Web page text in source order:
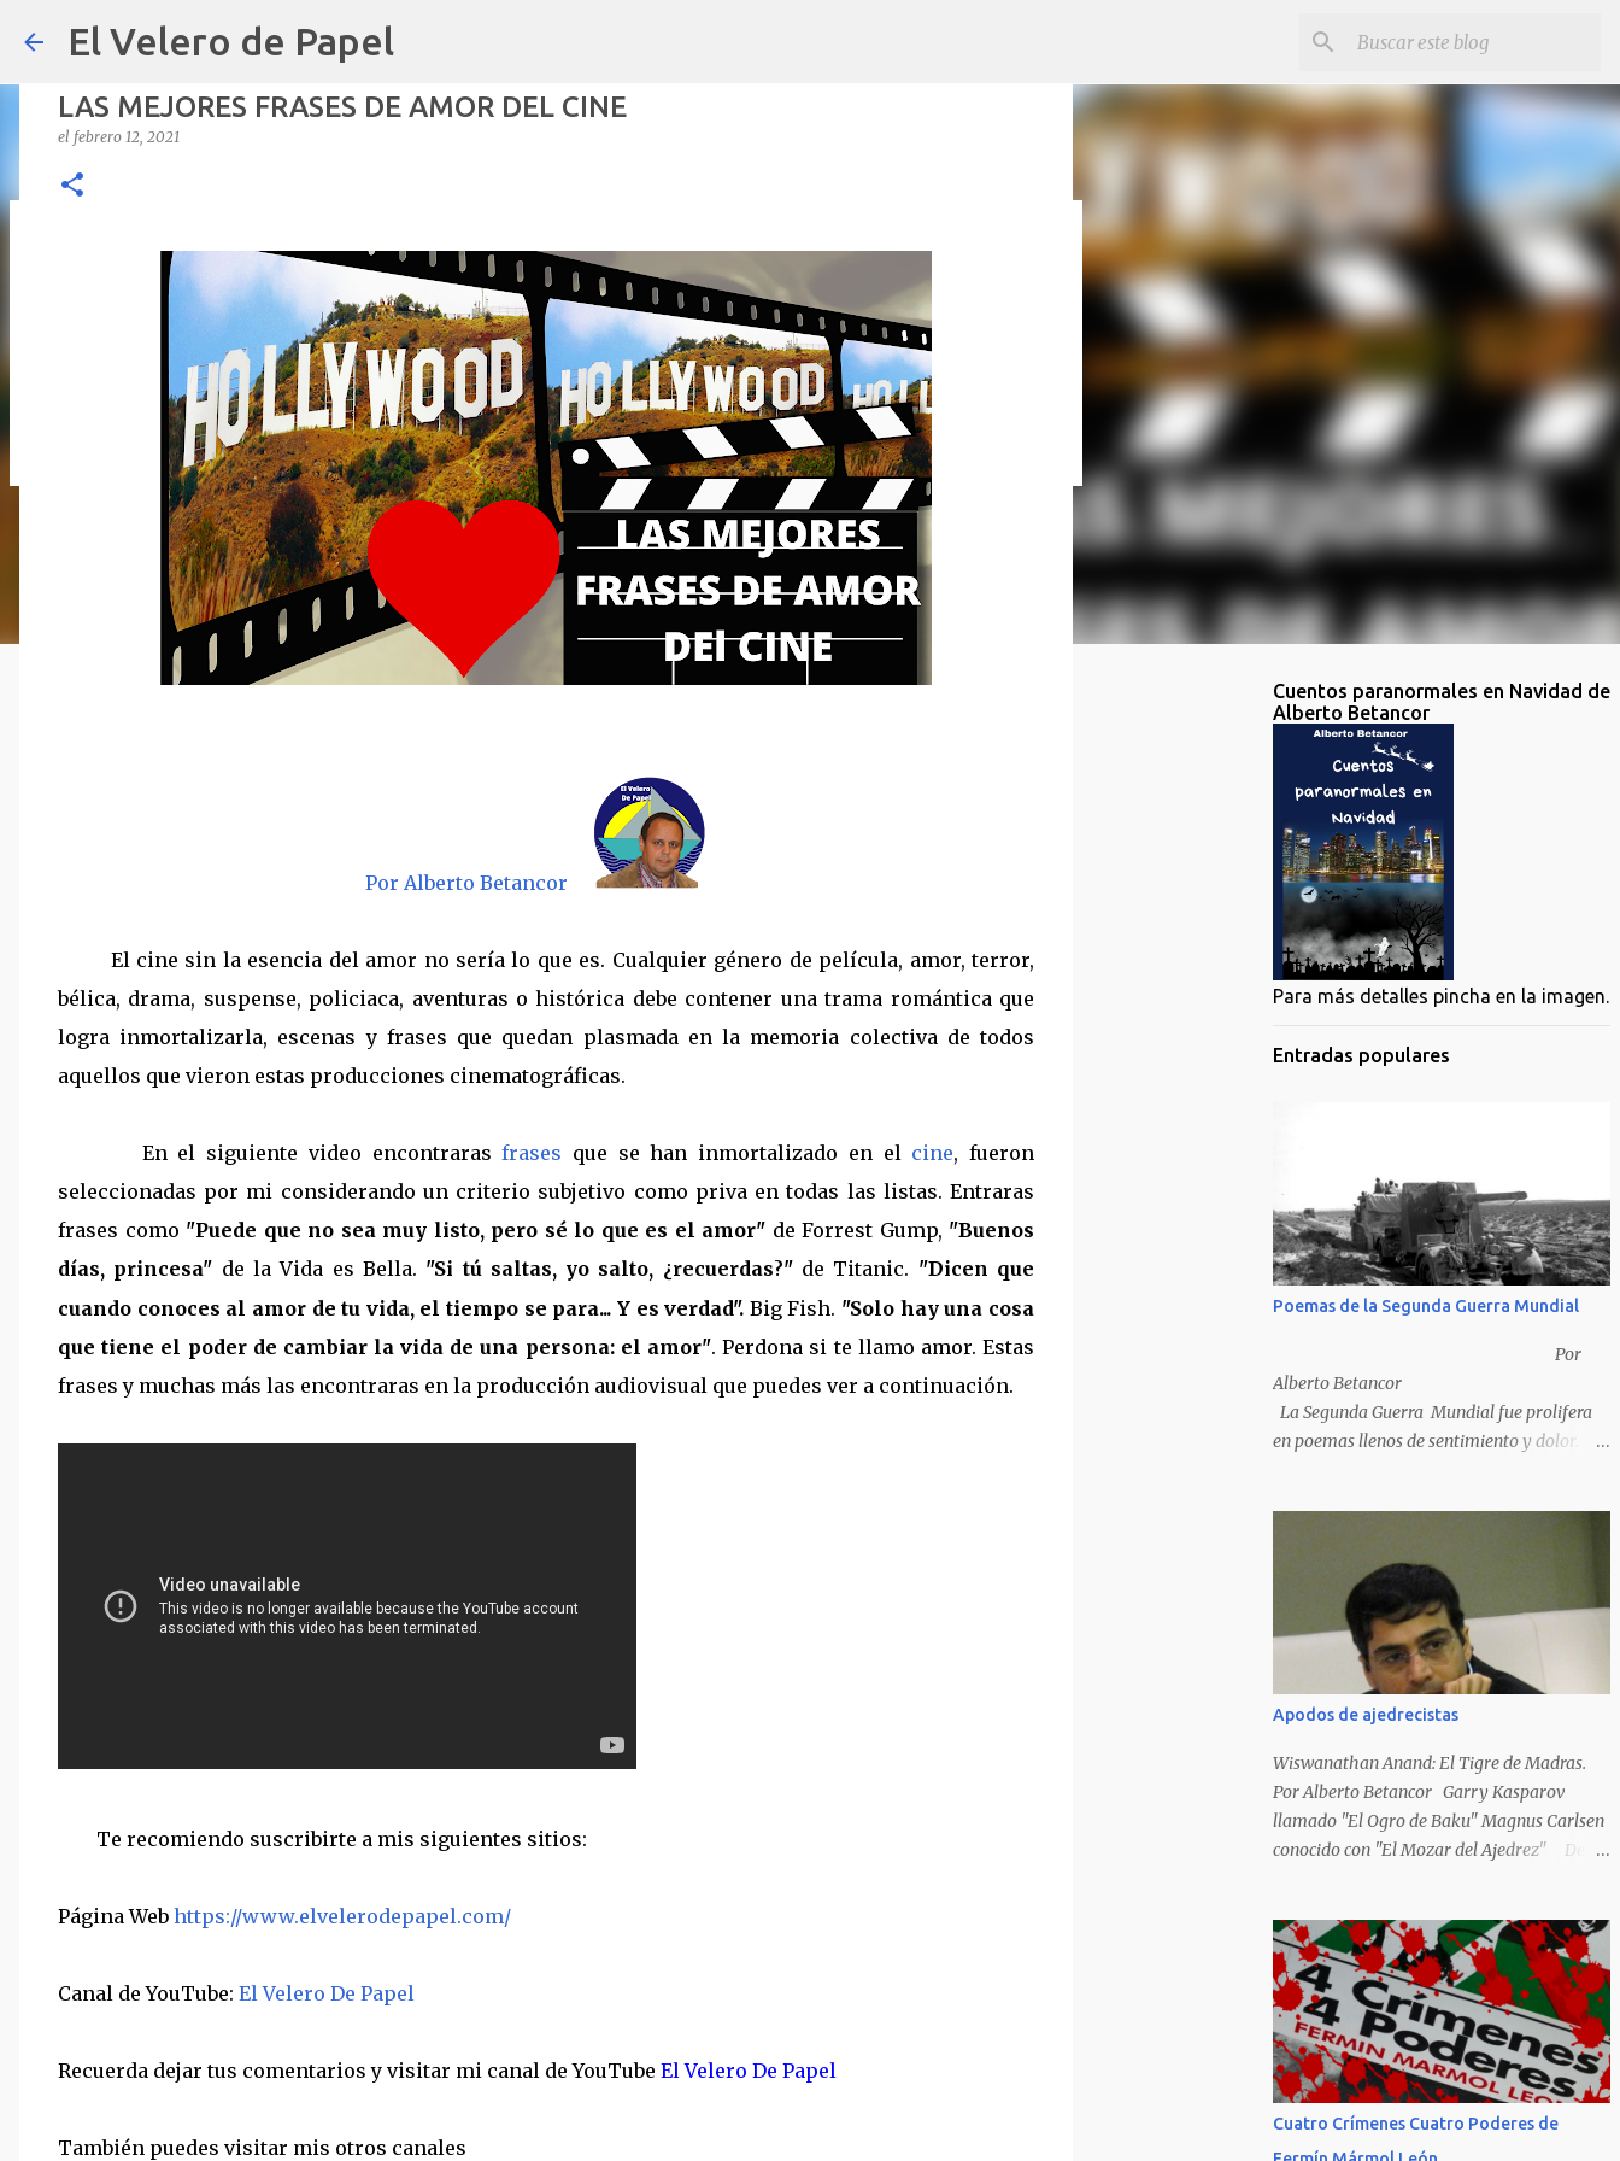
El Velero de Papel
POLÍTICAS PÚBLICAS y POBREZA POR ARTURO MOLINA
septiembre 22, 2024 ARTÍCULOS ARTURO-MOLINA OPINIÓN POLÍTICAS PÚBLICAS Y POBREZA
LAS MEJORES FRASES DE AMOR DEL CINE
el febrero 12, 2021
Por Alberto Betancor
El cine sin la esencia del amor no sería lo que es. Cualquier género de película, amor, terror,
bélica, drama, suspense, policiaca, aventuras o histórica debe contener una trama romántica que
logra inmortalizarla, escenas y frases que quedan plasmada en la memoria colectiva de todos
aquellos que vieron estas producciones cinematográficas.
En el siguiente video encontrarasfrases que se han inmortalizado en el cine, fueron
seleccionadas por mi considerando un criterio subjetivo como priva en todas las listas. Entraras
frases como "Puede que no sea muy listo, pero sé lo que es el amor" de Forrest Gump, "Buenos
días, princesa" de la Vida es Bella. "Si tú saltas, yo salto, ¿recuerdas?"de Titanic. "Dicen que
cuando conoces al amor de tu vida, el tiempo se para... Y es verdad". Big Fish. "Solo hay una cosa
que tiene el poder de cambiar la vida de una persona: el amor". Perdona si te llamo amor. Estas
frases y muchas más las encontraras en la producción audiovisual que puedes ver a continuación.
Te recomiendo suscribirte a mis siguientes sitios:
Página Web https://www.elvelerodepapel.com/
Canal de YouTube: El Velero De Papel
Recuerda dejar tus comentarios y visitar mi canal de YouTube El Velero De Papel
También puedes visitar mis otros canales
Cuentos paranormales en Navidad de
Alberto Betancor
Para más detalles pincha en la imagen.
Entradas populares
Poemas de la Segunda Guerra Mundial
Por
Alberto Betancor
La Segunda Guerra Mundial fue prolifera
en poemas llenos de sentimiento y dolor.
en muchos casos destruidos por las llamas
del fuego como sucedió con los generales y
poetas japoneses Masaharu Homma y
Hideky Tojo. Mejor suerte no corrieron los
poetas alemanes, italianos o los franceses
que acariciaron la causa nacional socialista,
sus nombres con sus escritos de...
Apodos de ajedrecistas
Wiswanathan Anand: El Tigre de Madras.
Por Alberto Betancor Garry Kasparov
llamado "El Ogro de Baku" Magnus Carlsen
conocido con "El Mozar del Ajedrez" Desde
colocar apodos, motes, alias,sobrenombres,
seudónimos, apelativos y remoquetes. El
juego ciencia no escapa de esto y hemos
tenido una serie de apodos para las estrellas
del ajedrez, en algunos casos muy
originales. Aquí les dejo una breve lista con
algunos de los nombres de los más
Cuatro Crímenes Cuatro Poderes de